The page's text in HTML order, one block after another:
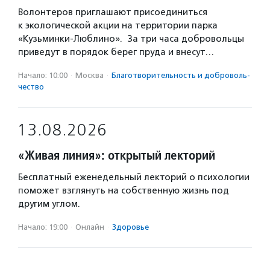
Волонтеров приглашают присоединиться
к экологической акции на территории парка
«Кузьминки-Люблино». За три часа добровольцы
приведут в порядок берег пруда и внесут…
Начало: 10:00 · Москва · Благотвори­тель­ность и доброволь­
чест­во
13.08.2026
«Живая линия»: открытый лекторий
Бесплатный еженедельный лекторий о психологии
поможет взглянуть на собственную жизнь под
другим углом.
Начало: 19:00 · Онлайн · Здоровье